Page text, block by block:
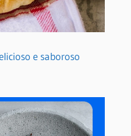
e saboroso